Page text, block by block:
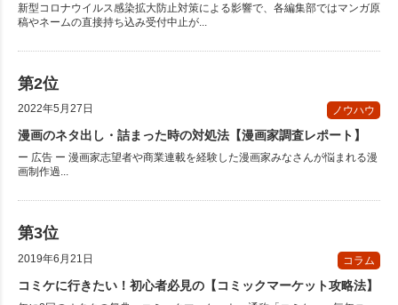
新型コロナウイルス感染拡大防止対策による影響で、各編集部ではマンガ原
稿やネームの直接持ち込み受付中止が...
2022年5月27日 ノウハウ
漫画のネタ出し・詰まった時の対処法【漫画家調査レポート】
ー 広告 ー 漫画家志望者や商業連載を経験した漫画家みなさんが悩まれる漫
画制作過...
2019年6月21日 コラム
コミケに行きたい！初心者必見の【コミックマーケット攻略法】